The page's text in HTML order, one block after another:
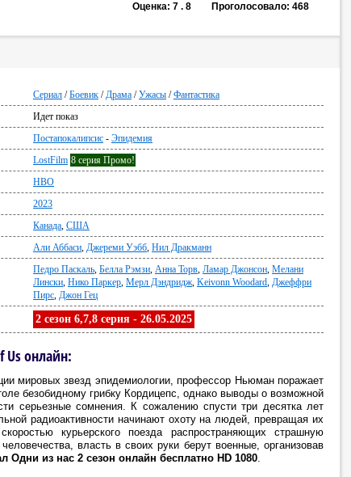
Оценка: 7 . 8 Проголосовало: 468
Сериал /Боевик /Драма /Ужасы /Фантастика
Идет показ
Постапокалипсис - Эпидемия
LostFilm 8 серия Промо!
HBO
2023
Канада, США
Али Аббаси, Джереми Уэбб, Нил Дракманн
Педро Паскаль, Белла Рэмзи, Анна Торв, Ламар Джонсон, Мелани
Лински, Нико Паркер, Мерл Дэндридж, Keivonn Woodard, Джеффри
Пирс, Джон Гец
2 сезон 6,7,8 серия - 26.05.2025
Us онлайн:
мировых звезд эпидемиологии, профессор Ньюман поражает
безобидному грибку Кордицепс, однако выводы о возможной
серьезные сомнения. К сожалению спусти три десятка лет
радиоактивности начинают охоту на людей, превращая их
курьерского поезда распространяющих страшную
власть в своих руки берут военные, организовав
Одни из нас 2 сезон онлайн бесплатно HD 1080.